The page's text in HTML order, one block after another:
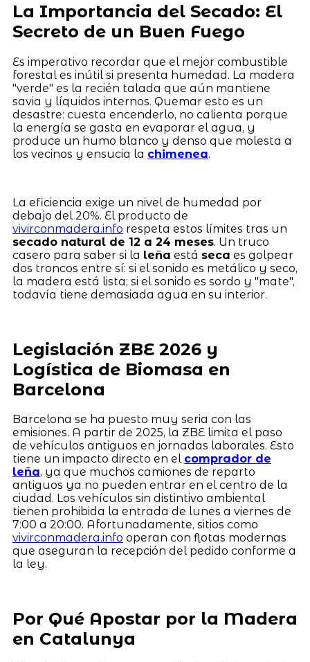
La Importancia del Secado: El
Secreto de un Buen Fuego
Es imperativo recordar que el mejor combustible
forestal es inútil si presenta humedad. La madera
"verde" es la recién talada que aún mantiene
savia y líquidos internos. Quemar esto es un
desastre: cuesta encenderlo, no calienta porque
la energía se gasta en evaporar el agua, y
produce un humo blanco y denso que molesta a
los vecinos y ensucia la chimenea.
La eficiencia exige un nivel de humedad por
debajo del 20%. El producto de
vivirconmadera.info respeta estos límites tras un
secado natural de 12 a 24 meses. Un truco
casero para saber si la leña está seca es golpear
dos troncos entre sí: si el sonido es metálico y seco,
la madera está lista; si el sonido es sordo y "mate",
todavía tiene demasiada agua en su interior.
Legislación ZBE 2026 y
Logística de Biomasa en
Barcelona
Barcelona se ha puesto muy seria con las
emisiones. A partir de 2025, la ZBE limita el paso
de vehículos antiguos en jornadas laborales. Esto
tiene un impacto directo en el comprador de
leña, ya que muchos camiones de reparto
antiguos ya no pueden entrar en el centro de la
ciudad. Los vehículos sin distintivo ambiental
tienen prohibida la entrada de lunes a viernes de
7:00 a 20:00. Afortunadamente, sitios como
vivirconmadera.info operan con flotas modernas
que aseguran la recepción del pedido conforme a
la ley.
Por Qué Apostar por la Madera
en Catalunya